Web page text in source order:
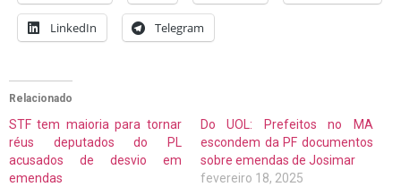
LinkedIn Telegram
Relacionado
STF tem maioria para tornar
réus deputados do PL
acusados de desvio em
emendas
Do UOL: Prefeitos no MA
escondem da PF documentos
sobre emendas de Josimar
fevereiro 18, 2025